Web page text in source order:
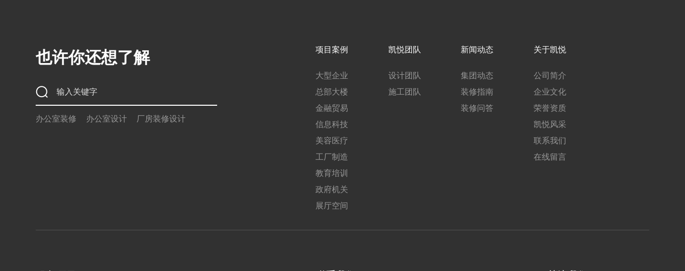
也许你还想了解
办公室装修 办公室设计 厂房装修设计
项目案例
大型企业
总部大楼
金融贸易
信息科技
美容医疗
工厂制造
教育培训
政府机关
展厅空间
凯悦团队
设计团队
施工团队
新闻动态
集团动态
装修指南
装修问答
关于凯悦
公司简介
企业文化
荣誉资质
凯悦风采
联系我们
在线留言